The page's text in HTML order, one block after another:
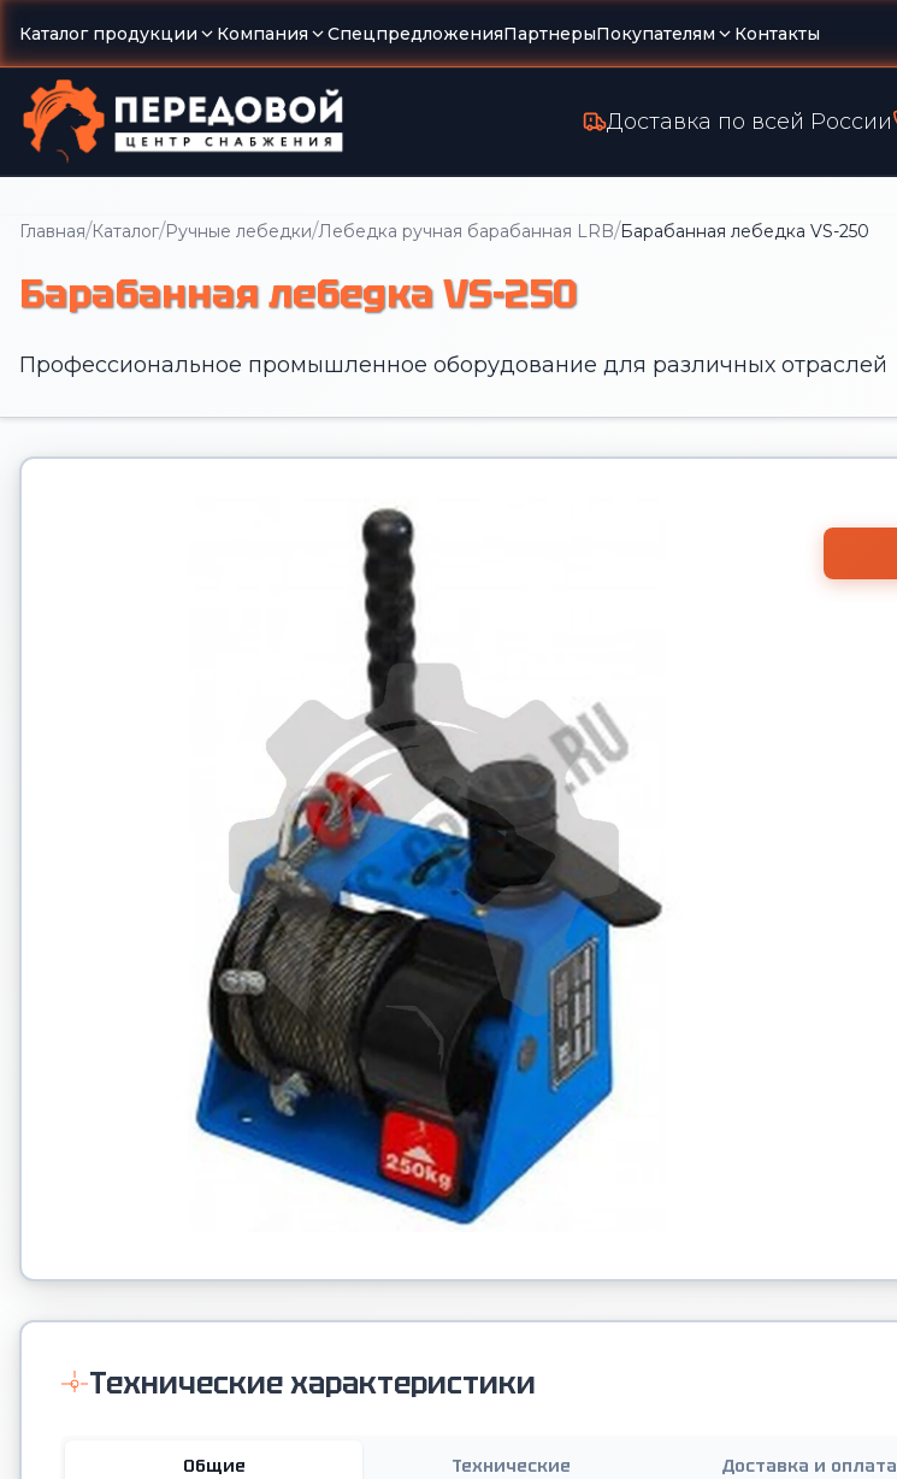
Каталог продукции Компания СпецпредложенияПартнерыПокупателям Контакты
Доставка по всей России
Главная/Каталог/Ручные лебедки/Лебедка ручная барабанная LRB/Барабанная лебедка VS-250
Барабанная лебедка VS-250
Профессиональное промышленное оборудование для различных отраслей
Технические характеристики
Общие Технические Доставка и оплата